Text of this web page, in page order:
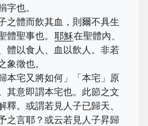
字也。
之體而飲其血，則爾不具生
體聖事也。 耶穌在聖體內、
體以食人、血以飲人。非若
象徵也。
本宅又將如何」「本宅」原
其意即謂本宅也。此節之文
釋。或謂若見人子已歸天、
之言耶？或云若見人子昇歸